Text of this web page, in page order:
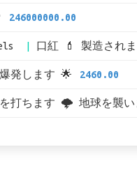
246000000.00
口紅 💄 製造され
発します 🌟 2460.00
打ちます 🌩 地球を襲い